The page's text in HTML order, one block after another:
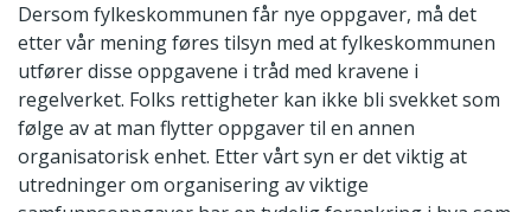
Dersom fylkeskommunen får nye oppgaver, må det
etter vår mening føres tilsyn med at fylkeskommunen
utfører disse oppgavene i tråd med kravene i
regelverket. Folks rettigheter kan ikke bli svekket som
følge av at man flytter oppgaver til en annen
organisatorisk enhet. Etter vårt syn er det viktig at
utredninger om organisering av viktige